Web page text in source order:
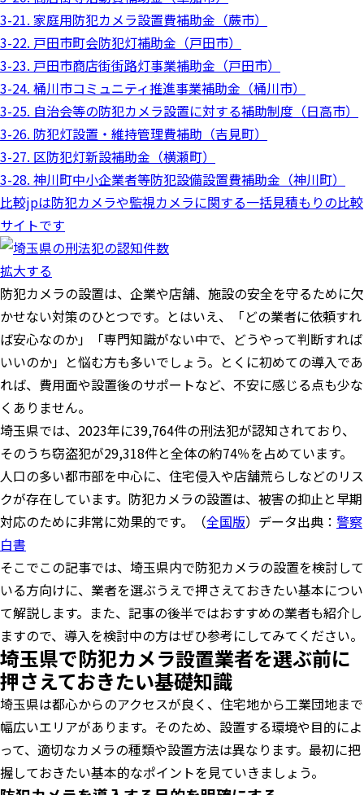
3-21. 家庭用防犯カメラ設置費補助金（蕨市）
3-22. 戸田市町会防犯灯補助金（戸田市）
3-23. 戸田市商店街街路灯事業補助金（戸田市）
3-24. 桶川市コミュニティ推進事業補助金（桶川市）
3-25. 自治会等の防犯カメラ設置に対する補助制度（日高市）
3-26. 防犯灯設置・維持管理費補助（吉見町）
3-27. 区防犯灯新設補助金（横瀬町）
3-28. 神川町中小企業者等防犯設備設置費補助金（神川町）
比較jpは防犯カメラや監視カメラに関する一括見積もりの比較
サイトです
拡大する
防犯カメラの設置は、企業や店舗、施設の安全を守るために欠
かせない対策のひとつです。とはいえ、「どの業者に依頼すれ
ば安心なのか」「専門知識がない中で、どうやって判断すれば
いいのか」と悩む方も多いでしょう。とくに初めての導入であ
れば、費用面や設置後のサポートなど、不安に感じる点も少な
くありません。
埼玉県では、2023年に39,764件の刑法犯が認知されており、
そのうち窃盗犯が29,318件と全体の約74％を占めています。
人口の多い都市部を中心に、住宅侵入や店舗荒らしなどのリス
クが存在しています。防犯カメラの設置は、被害の抑止と早期
対応のために非常に効果的です。（全国版）データ出典： 警察
白書
そこでこの記事では、埼玉県内で防犯カメラの設置を検討して
いる方向けに、業者を選ぶうえで押さえておきたい基本につい
て解説します。また、記事の後半ではおすすめの業者も紹介し
ますので、導入を検討中の方はぜひ参考にしてみてください。
埼玉県で防犯カメラ設置業者を選ぶ前に
押さえておきたい基礎知識
埼玉県は都心からのアクセスが良く、住宅地から工業団地まで
幅広いエリアがあります。そのため、設置する環境や目的によ
って、適切なカメラの種類や設置方法は異なります。最初に把
握しておきたい基本的なポイントを見ていきましょう。